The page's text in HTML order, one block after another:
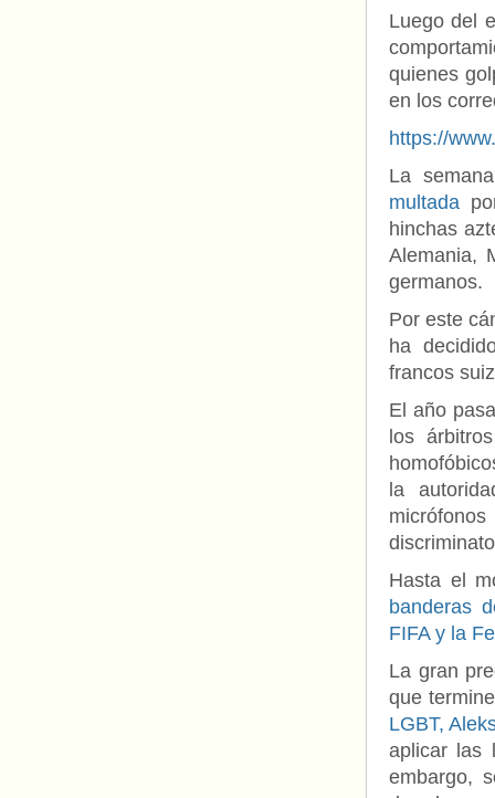
Luego del
quienes
en los
https://
La
multada
hinchas
Alemania,
germanos.
Por este
ha
francos
El año
los
la
Hasta el
banderas
FIFA y la
La gran
que
LGBT,
aplicar las
embargo,